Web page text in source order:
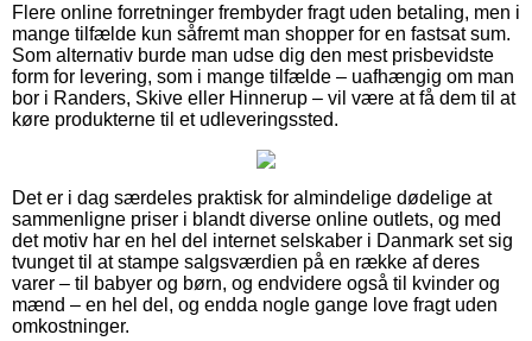
Flere online forretninger frembyder fragt uden betaling, men i
mange tilfælde kun såfremt man shopper for en fastsat sum.
Som alternativ burde man udse dig den mest prisbevidste
form for levering, som i mange tilfælde – uafhængig om man
bor i Randers, Skive eller Hinnerup – vil være at få dem til at
køre produkterne til et udleveringssted.
Det er i dag særdeles praktisk for almindelige dødelige at
sammenligne priser i blandt diverse online outlets, og med
det motiv har en hel del internet selskaber i Danmark set sig
tvunget til at stampe salgsværdien på en række af deres
varer – til babyer og børn, og endvidere også til kvinder og
mænd – en hel del, og endda nogle gange love fragt uden
omkostninger.